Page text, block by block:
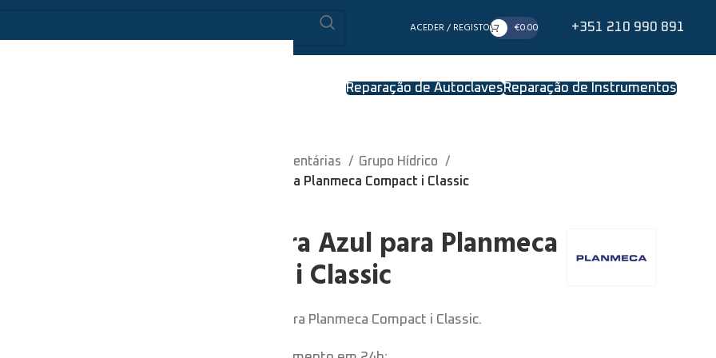
ACEDER / REGISTO €0.00 +351 210 990 891
Reparação de AutoclavesReparação de Instrumentos
Unidades Dentárias
Grupo Hídrico
Cuspideira Azul para Planmeca Compact i Classic
Cuspideira Azul para Planmeca
Compact i Classic
Cuspideira Azul para Planmeca Compact i Classic.